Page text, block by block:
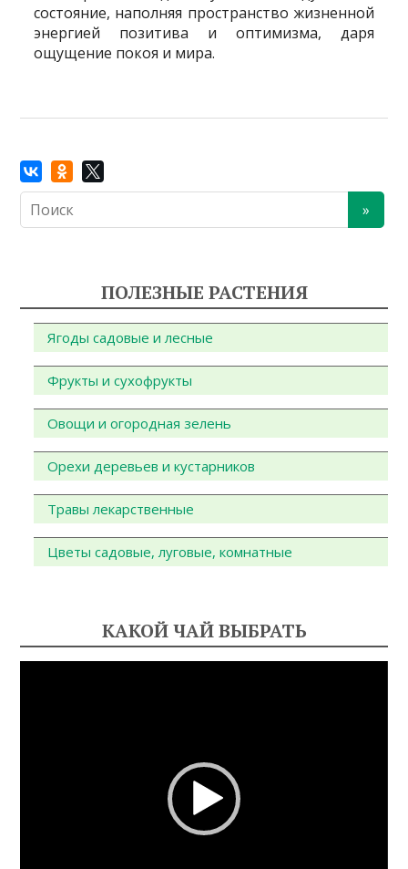
состояние, наполняя пространство жизненной
энергией позитива и оптимизма, даря
ощущение покоя и мира.
ПОЛЕЗНЫЕ РАСТЕНИЯ
Ягоды садовые и лесные
Фрукты и сухофрукты
Овощи и огородная зелень
Орехи деревьев и кустарников
Травы лекарственные
Цветы садовые, луговые, комнатные
КАКОЙ ЧАЙ ВЫБРАТЬ